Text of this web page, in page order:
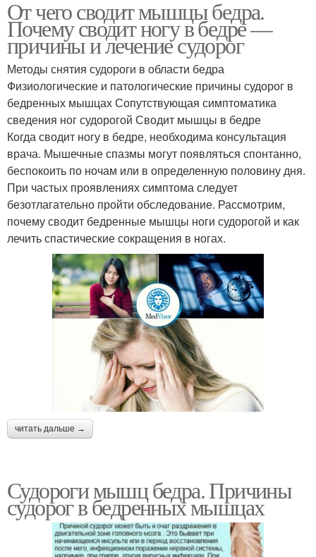
От чего сводит мышцы бедра.
Почему сводит ногу в бедре —
причины и лечение судорог
Методы снятия судороги в области бедра
Физиологические и патологические причины судорог в
бедренных мышцах Сопутствующая симптоматика
сведения ног судорогой Сводит мышцы в бедре
Когда сводит ногу в бедре, необходима консультация
врача. Мышечные спазмы могут появляться спонтанно,
беспокоить по ночам или в определенную половину дня.
При частых проявлениях симптома следует
безотлагательно пройти обследование. Рассмотрим,
почему сводит бедренные мышцы ноги судорогой и как
лечить спастические сокращения в ногах.
читать дальше →
Судороги мышц бедра. Причины
судорог в бедренных мышцах